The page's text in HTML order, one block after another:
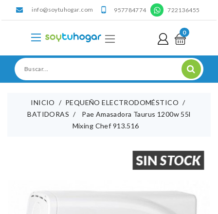
info@soytuhogar.com  957784774 ' 722136455
0
INICIO
PEQUEÑO ELECTRODOMÉSTICO
BATIDORAS
Pae Amasadora Taurus 1200w 55l
Mixing Chef 913.516